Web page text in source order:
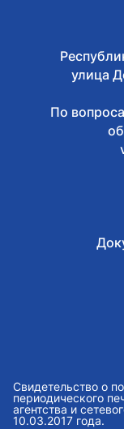
улица
По
Свидетельство о
периодического
агентства и
10.03.2017 года.